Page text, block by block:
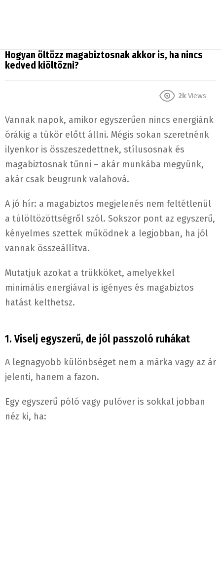
Hogyan öltözz magabiztosnak akkor is, ha nincs
kedved kiöltözni?
2k Views
Vannak napok, amikor egyszerűen nincs energiánk
órákig a tükör előtt állni. Mégis sokan szeretnénk
ilyenkor is összeszedettnek, stílusosnak és
magabiztosnak tűnni – akár munkába megyünk,
akár csak beugrunk valahová.
A jó hír: a magabiztos megjelenés nem feltétlenül
a túlöltözöttségről szól. Sokszor pont az egyszerű,
kényelmes szettek működnek a legjobban, ha jól
vannak összeállítva.
Mutatjuk azokat a trükköket, amelyekkel
minimális energiával is igényes és magabiztos
hatást kelthetsz.
1. Viselj egyszerű, de jól passzoló ruhákat
A legnagyobb különbséget nem a márka vagy az ár
jelenti, hanem a fazon.
Egy egyszerű póló vagy pulóver is sokkal jobban
néz ki, ha: